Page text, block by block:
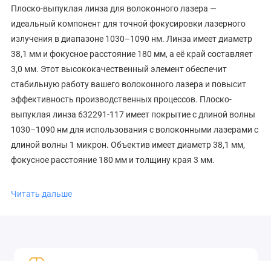
Плоско-выпуклая линза для волоконного лазера —
идеальный компонент для точной фокусировки лазерного
излучения в диапазоне 1030–1090 нм. Линза имеет диаметр
38,1 мм и фокусное расстояние 180 мм, а её край составляет
3,0 мм. Этот высококачественный элемент обеспечит
стабильную работу вашего волоконного лазера и повысит
эффективность производственных процессов. Плоско-
выпуклая линза 632291-117 имеет покрытие с длиной волны
1030–1090 нм для использования с волоконными лазерами с
длиной волны 1 микрон. Объектив имеет диаметр 38,1 мм,
фокусное расстояние 180 мм и толщину края 3 мм.
Читать дальше